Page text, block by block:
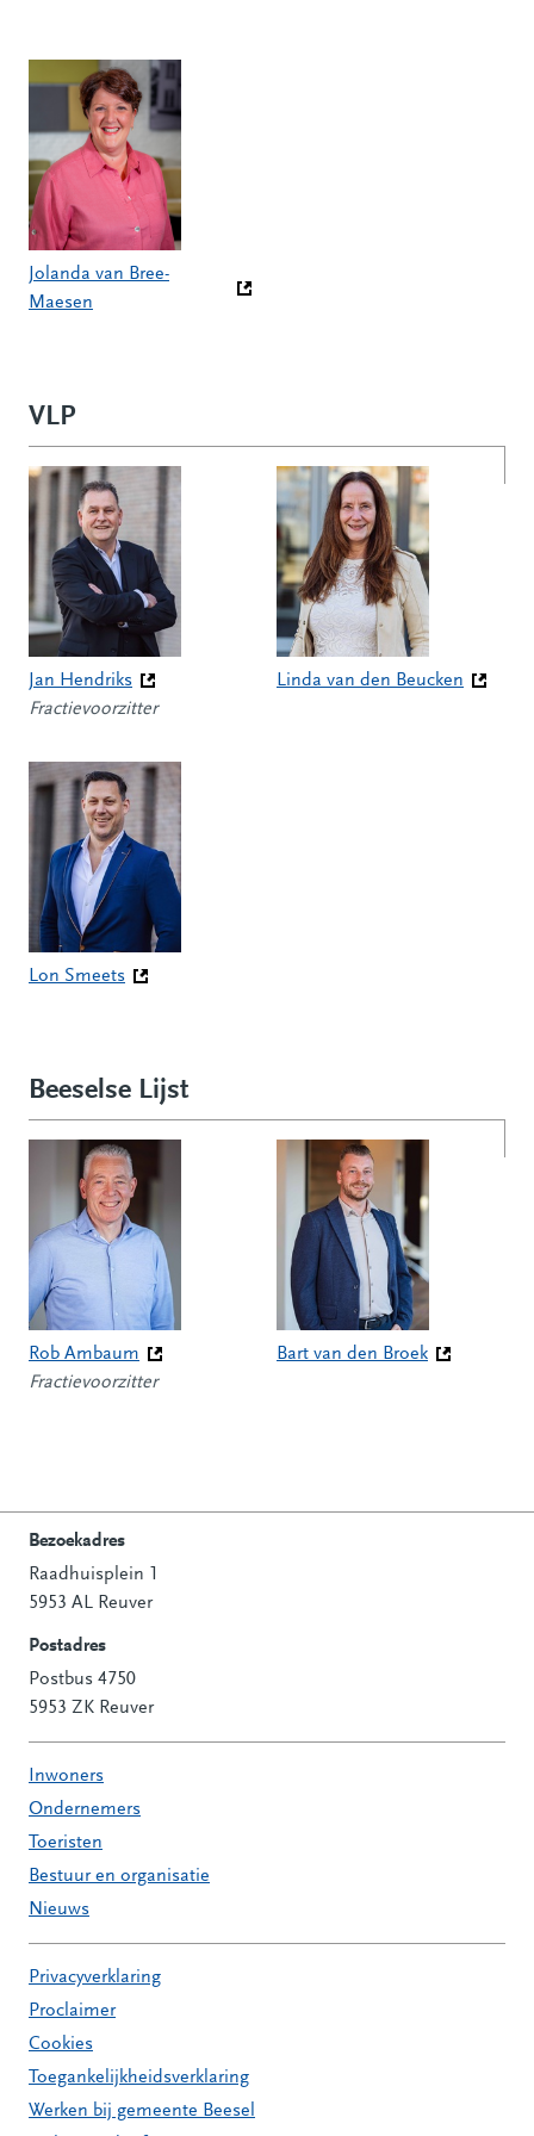
Jolanda van Bree-
Maesen
VLP
Jan Hendriks
(Deze link gaat naar een andere website)
Fractievoorzitter
Linda van den Beucken
Lon Smeets
Beeselse Lijst
Rob Ambaum
(Deze link gaat naar een andere website)
Fractievoorzitter
Bart van den Broek
Contactinformatie
Bezoekadres
Raadhuisplein 1
5953 AL Reuver
Postadres
Postbus 4750
5953 ZK Reuver
Inwoners
Ondernemers
Toeristen
Bestuur en organisatie
Nieuws
Privacyverklaring
Proclaimer
Cookies
Toegankelijkheidsverklaring
Werken bij gemeente Beesel